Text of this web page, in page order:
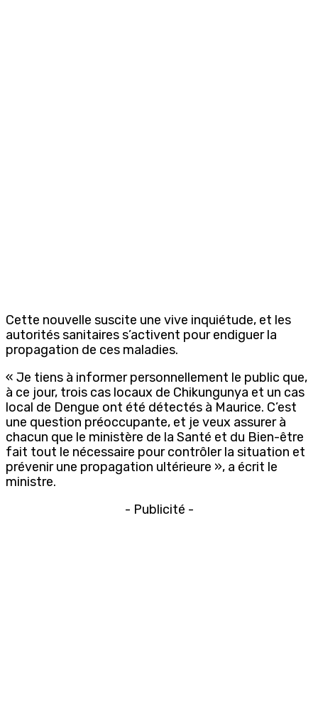
Cette nouvelle suscite une vive inquiétude, et les
autorités sanitaires s’activent pour endiguer la
propagation de ces maladies.
« Je tiens à informer personnellement le public que,
à ce jour, trois cas locaux de Chikungunya et un cas
local de Dengue ont été détectés à Maurice. C’est
une question préoccupante, et je veux assurer à
chacun que le ministère de la Santé et du Bien-être
fait tout le nécessaire pour contrôler la situation et
prévenir une propagation ultérieure », a écrit le
ministre.
- Publicité -